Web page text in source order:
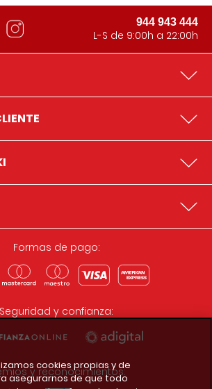
944 943 444
L-S de 9:00h a 22:00h
Formas de pago:
Seguridad y confianza:
y reconocimientos:
cookies propias y de
asegurarnos de que todo